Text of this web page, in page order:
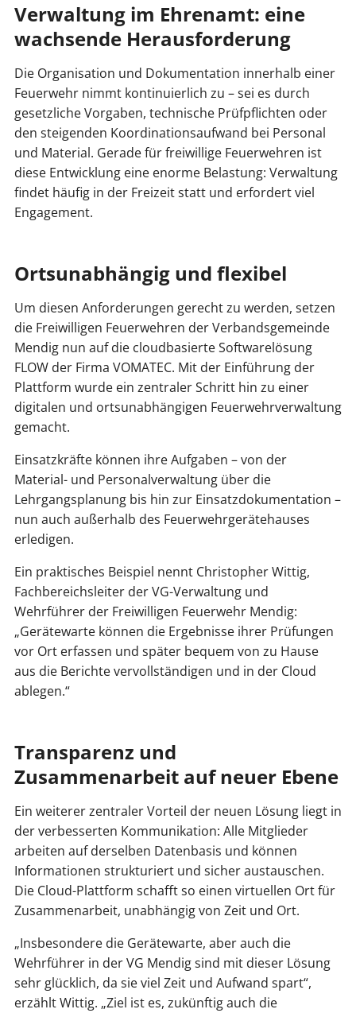
Verwaltung im Ehrenamt: eine
wachsende Herausforderung
Die Organisation und Dokumentation innerhalb einer
Feuerwehr nimmt kontinuierlich zu – sei es durch
gesetzliche Vorgaben, technische Prüfpflichten oder
den steigenden Koordinationsaufwand bei Personal
und Material. Gerade für freiwillige Feuerwehren ist
diese Entwicklung eine enorme Belastung: Verwaltung
findet häufig in der Freizeit statt und erfordert viel
Engagement.
Ortsunabhängig und flexibel
Um diesen Anforderungen gerecht zu werden, setzen
die Freiwilligen Feuerwehren der Verbandsgemeinde
Mendig nun auf die cloudbasierte Softwarelösung
FLOW der Firma VOMATEC. Mit der Einführung der
Plattform wurde ein zentraler Schritt hin zu einer
digitalen und ortsunabhängigen Feuerwehrverwaltung
gemacht.
Einsatzkräfte können ihre Aufgaben – von der
Material- und Personalverwaltung über die
Lehrgangsplanung bis hin zur Einsatzdokumentation –
nun auch außerhalb des Feuerwehrgerätehauses
erledigen.
Ein praktisches Beispiel nennt Christopher Wittig,
Fachbereichsleiter der VG-Verwaltung und
Wehrführer der Freiwilligen Feuerwehr Mendig:
„Gerätewarte können die Ergebnisse ihrer Prüfungen
vor Ort erfassen und später bequem von zu Hause
aus die Berichte vervollständigen und in der Cloud
ablegen.“
Transparenz und
Zusammenarbeit auf neuer Ebene
Ein weiterer zentraler Vorteil der neuen Lösung liegt in
der verbesserten Kommunikation: Alle Mitglieder
arbeiten auf derselben Datenbasis und können
Informationen strukturiert und sicher austauschen.
Die Cloud-Plattform schafft so einen virtuellen Ort für
Zusammenarbeit, unabhängig von Zeit und Ort.
„Insbesondere die Gerätewarte, aber auch die
Wehrführer in der VG Mendig sind mit dieser Lösung
sehr glücklich, da sie viel Zeit und Aufwand spart“,
erzählt Wittig. „Ziel ist es, zukünftig auch die